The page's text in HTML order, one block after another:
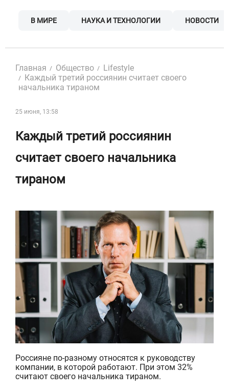
В МИРЕ НАУКА И ТЕХНОЛОГИИ НОВОСТИ
Главная Общество
Lifestyle
Каждый третий россиянин считает своего
начальника тираном
25 июня, 13:58
Каждый третий россиянин
считает своего начальника
тираном
Россияне по-разному относятся к руководству
компании, в которой работают. При этом 32%
считают своего начальника тираном.